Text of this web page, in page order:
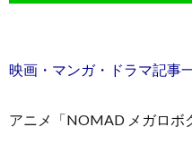
映画・マンガ・ドラマ記事
アニメ「NOMAD メガロボ